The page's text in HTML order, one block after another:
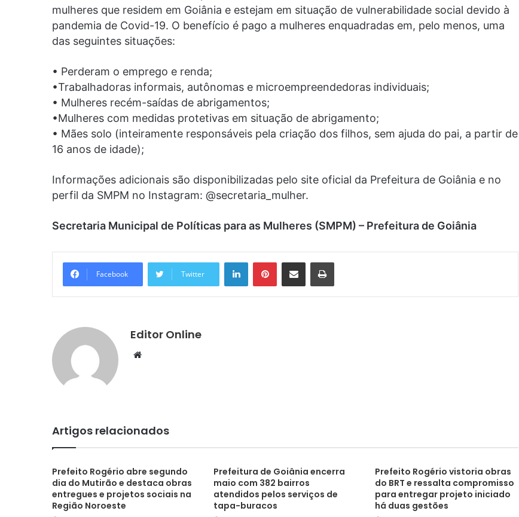
mulheres que residem em Goiânia e estejam em situação de vulnerabilidade social devido à
pandemia de Covid-19. O benefício é pago a mulheres enquadradas em, pelo menos, uma
das seguintes situações:
• Perderam o emprego e renda;
•Trabalhadoras informais, autônomas e microempreendedoras individuais;
• Mulheres recém-saídas de abrigamentos;
•Mulheres com medidas protetivas em situação de abrigamento;
• Mães solo (inteiramente responsáveis pela criação dos filhos, sem ajuda do pai, a partir de
16 anos de idade);
Informações adicionais são disponibilizadas pelo site oficial da Prefeitura de Goiânia e no
perfil da SMPM no Instagram: @secretaria_mulher.
Secretaria Municipal de Políticas para as Mulheres (SMPM) – Prefeitura de Goiânia
Facebook Twitter
LinkedinPinterestCompartilhar via e-mail Imprimir
Editor Online
Website
Artigos relacionados
Prefeito Rogério abre segundo
dia do Mutirão e destaca obras
entregues e projetos sociais na
Região Noroeste
Prefeitura de Goiânia encerra
maio com 382 bairros
atendidos pelos serviços de
tapa-buracos
Prefeito Rogério vistoria obras
do BRT e ressalta compromisso
para entregar projeto iniciado
há duas gestões